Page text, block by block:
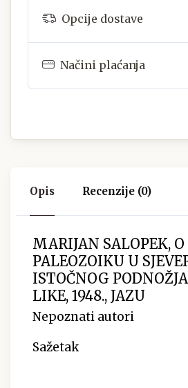
Opcije dostave
Načini plaćanja
Opis Recenzije (0)
MARIJAN SALOPEK,
PALEOZOIKU U
ISTOČNOG
LIKE, 1948., JAZU
Nepoznati autori
Sažetak